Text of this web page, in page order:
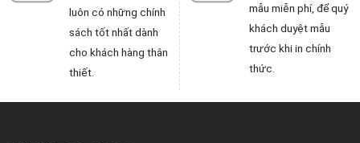
luôn có những chính
sách tốt nhất dành
cho khách hàng thân
thiết.
mẫu miễn phí, để quý
khách duyệt mẫu
trước khi in chính
thức.